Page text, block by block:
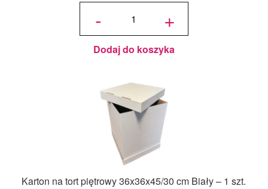
-
ilość
olejowy
Food
Colours -
Zielony
Butelkowy
+
Dodaj do koszyka
Karton na tort piętrowy 36x36x45/30 cm Biały – 1 szt.